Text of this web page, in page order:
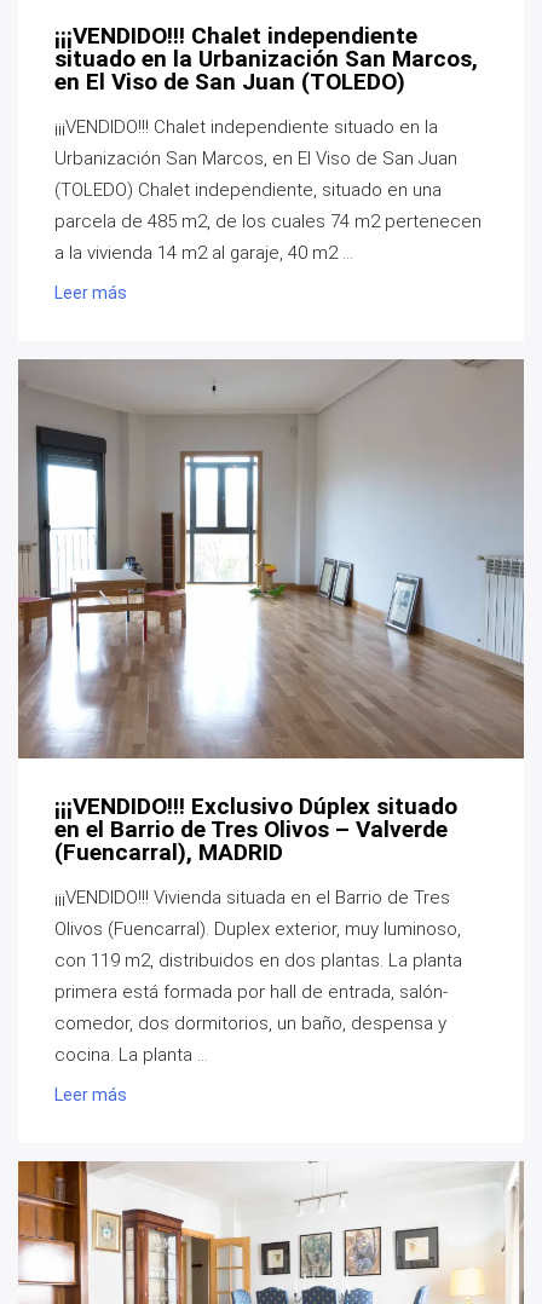
¡¡¡VENDIDO!!! Chalet independiente
situado en la Urbanización San Marcos,
en El Viso de San Juan (TOLEDO)
¡¡¡VENDIDO!!! Chalet independiente situado en la
Urbanización San Marcos, en El Viso de San Juan
(TOLEDO) Chalet independiente, situado en una
parcela de 485 m2, de los cuales 74 m2 pertenecen
a la vivienda 14 m2 al garaje, 40 m2 ...
Leer más
¡¡¡VENDIDO!!! Exclusivo Dúplex situado
en el Barrio de Tres Olivos – Valverde
(Fuencarral), MADRID
¡¡¡VENDIDO!!! Vivienda situada en el Barrio de Tres
Olivos (Fuencarral). Duplex exterior, muy luminoso,
con 119 m2, distribuidos en dos plantas. La planta
primera está formada por hall de entrada, salón-
comedor, dos dormitorios, un baño, despensa y
cocina. La planta ...
Leer más